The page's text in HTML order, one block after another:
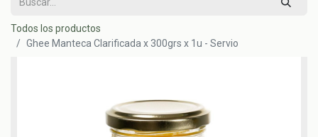
Todos los productos
Ghee Manteca Clarificada x 300grs x 1u - Servio